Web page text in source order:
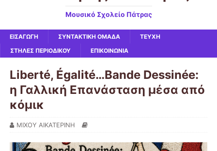
Μουσικό Σχολείο Πάτρας
ΕΙΣΑΓΩΓΗ ΣΥΝΤΑΚΤΙΚΗ ΟΜΑΔΑ
ΤΕΥΧΗ
ΣΤΗΛΕΣ ΠΕΡΙΟΔΙΚΟΥ
ΕΠΙΚΟΙΝΩΝΙΑ
Liberté, Égalité…Bande Dessinée:
η Γαλλική Επανάσταση μέσα από
κόμικ
ΜΙΧΟΥ ΑΙΚΑΤΕΡΙΝΗ